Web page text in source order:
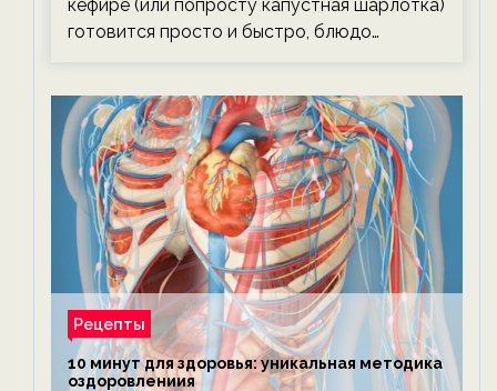
кефире (или попросту капустная шарлотка)
готовится просто и быстро, блюдо…
Рецепты
10 минут для здоровья: уникальная методика
оздоровлениия